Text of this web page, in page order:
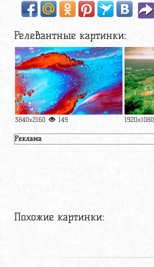
Релевантные картинки:
3840x2160 149 1920x1080
Реклама
Похожие картинки: